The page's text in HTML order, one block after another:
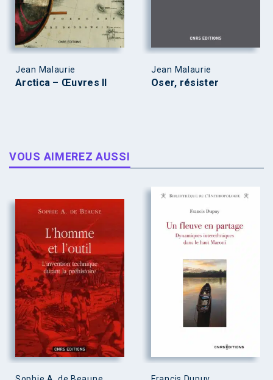
Jean Malaurie
Arctica – Œuvres II
Jean Malaurie
Oser, résister
VOUS AIMEREZ AUSSI